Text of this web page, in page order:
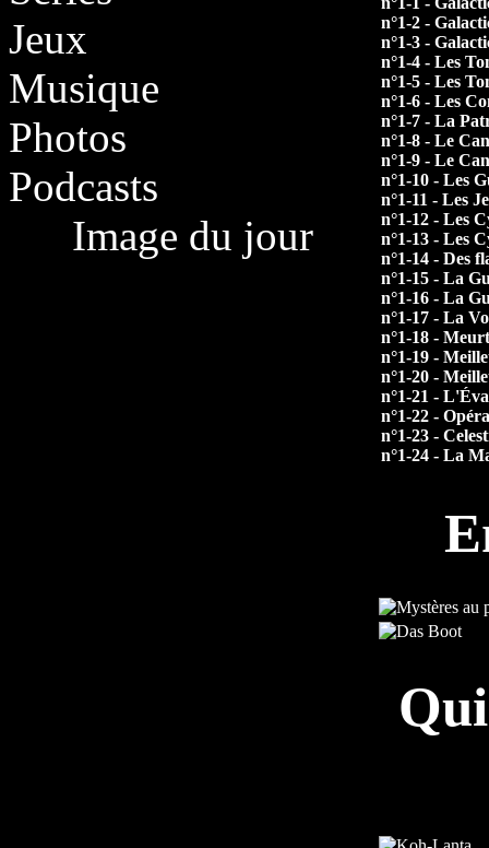
Jeux
Musique
Photos
Podcasts
Image du jour
n°1-2 -
n°1-3 -
n°1-4 - Les
n°1-5 - Les
n°1-6 - Les
n°1-7 - La
n°1-8 - Le
n°1-9 - Le
n°1-10 - Les
n°1-11 - Les
n°1-12 - Les
n°1-13 - Les
n°1-14 - Des
n°1-15 - La
n°1-16 - La
n°1-17 - La
n°1-18 -
n°1-19 -
n°1-20 -
n°1-21 -
n°1-22 -
n°1-23 -
n°1-24 - La